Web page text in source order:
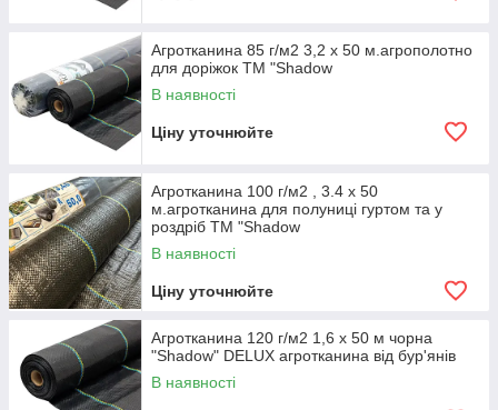
Агротканина 85 г/м2 3,2 х 50 м.агрополотно
для доріжок ТМ "Shadow
В наявності
Ціну уточнюйте
Агротканина 100 г/м2 , 3.4 х 50
м.агротканина для полуниці гуртом та у
роздріб ТМ "Shadow
В наявності
Ціну уточнюйте
Агротканина 120 г/м2 1,6 х 50 м чорна
"Shadow" DELUX агротканина від бур'янів
В наявності